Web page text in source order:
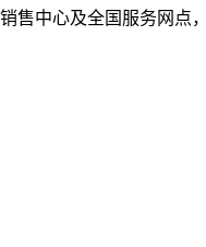
售中心及全国服务网点